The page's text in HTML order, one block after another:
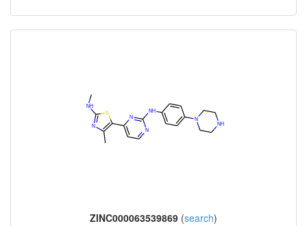
ZINC000063539869 (search)